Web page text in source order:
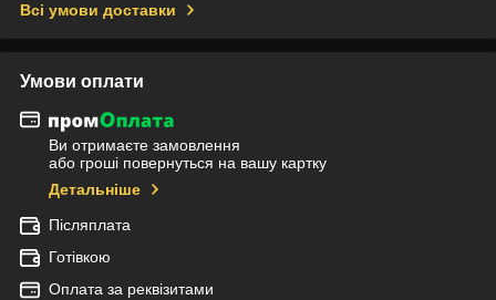
Всі умови доставки
Умови оплати
Ви отримаєте замовлення
або гроші повернуться на вашу картку
Детальніше
Післяплата
Готівкою
Оплата за реквізитами